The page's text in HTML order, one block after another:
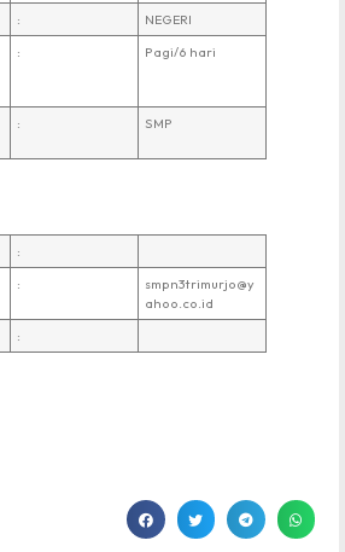
:
NEGERI
: Pagi/6 hari
: SMP
:
:
smpn3trimurjo@y
ahoo.co.id
: